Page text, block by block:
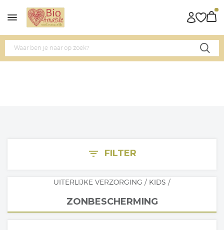
filter_list FILTER
UITERLIJKE VERZORGING / KIDS /
ZONBESCHERMING